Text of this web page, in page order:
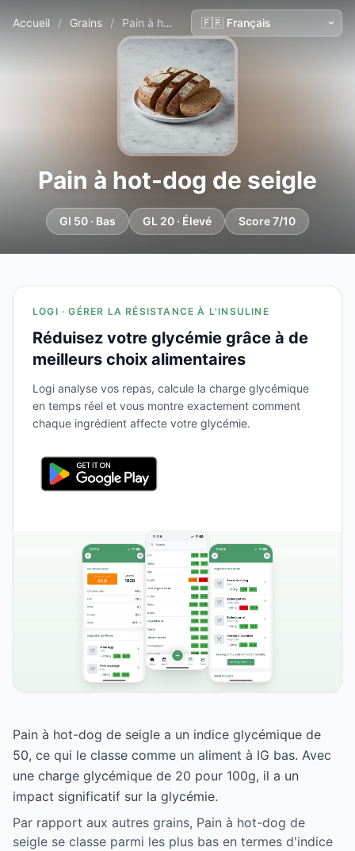
Accueil / Grains / Pain à hot-dog de seigle
Pain à hot-dog de seigle
GI 50 · Bas GL 20 · Élevé Score 7/10
LOGI · GÉRER LA RÉSISTANCE À L'INSULINE
Réduisez votre glycémie grâce à de
meilleurs choix alimentaires
Logi analyse vos repas, calcule la charge glycémique
en temps réel et vous montre exactement comment
chaque ingrédient affecte votre glycémie.
Pain à hot-dog de seigle a un indice glycémique de
50, ce qui le classe comme un aliment à IG bas. Avec
une charge glycémique de 20 pour 100g, il a un
impact significatif sur la glycémie.
Par rapport aux autres grains, Pain à hot-dog de
seigle se classe parmi les plus bas en termes d'indice